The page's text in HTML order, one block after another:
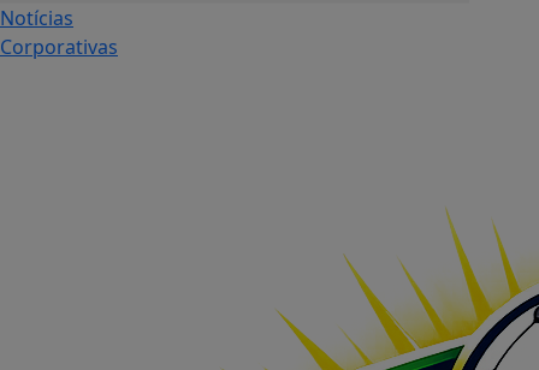
Notícias
Corporativas